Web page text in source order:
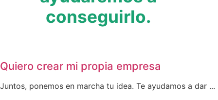
conseguirlo.
Quiero crear mi propia empresa
Juntos, ponemos en marcha tu idea. Te ayudamos a dar ...